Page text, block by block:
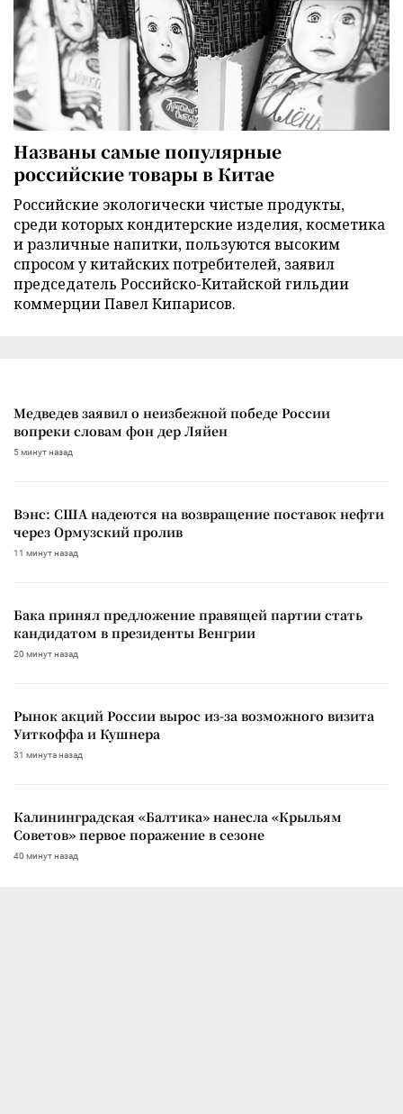
Названы самые популярные
российские товары в Китае
Российские экологически чистые продукты,
среди которых кондитерские изделия, косметика
и различные напитки, пользуются высоким
спросом у китайских потребителей, заявил
председатель Российско-Китайской гильдии
коммерции Павел Кипарисов.
Медведев заявил о неизбежной победе России
вопреки словам фон дер Ляйен
5 минут назад
Вэнс: США надеются на возвращение поставок нефти
через Ормузский пролив
11 минут назад
Бака принял предложение правящей партии стать
кандидатом в президенты Венгрии
20 минут назад
Рынок акций России вырос из-за возможного визита
Уиткоффа и Кушнера
31 минута назад
Калининградская «Балтика» нанесла «Крыльям
Советов» первое поражение в сезоне
40 минут назад